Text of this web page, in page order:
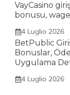
VayCasino
bonusu,
4 Luglio 2026
BetPublic
Bonuslar,
Uygulama
4 Luglio 2026